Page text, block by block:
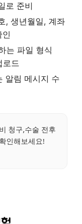
로 준비
, 생년월일, 계좌
는 파일 형식
로드
알림 메시지 수
청구,수술 전후
인해보세요!